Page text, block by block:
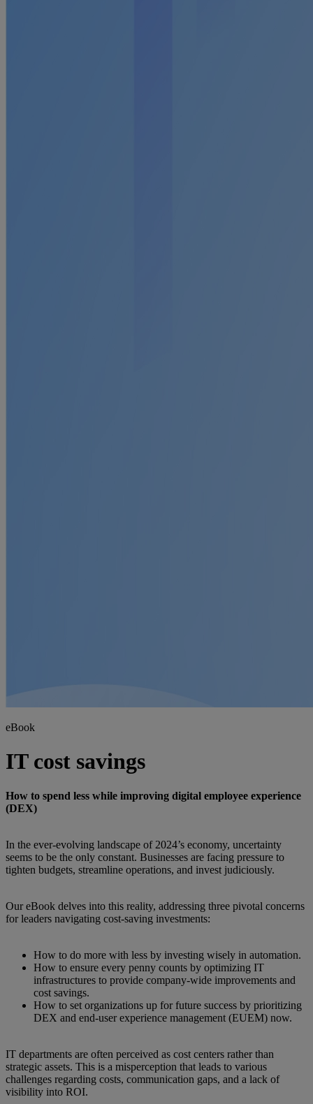
eBook
IT cost savings
How to spend less while improving digital employee experience
(DEX)
In the ever-evolving landscape of 2024’s economy, uncertainty
seems to be the only constant. Businesses are facing pressure to
tighten budgets, streamline operations, and invest judiciously.
Our eBook delves into this reality, addressing three pivotal concerns
for leaders navigating cost-saving investments:
How to do more with less by investing wisely in automation.
How to ensure every penny counts by optimizing IT
infrastructures to provide company-wide improvements and
cost savings.
How to set organizations up for future success by prioritizing
DEX and end-user experience management (EUEM) now.
IT departments are often perceived as cost centers rather than
strategic assets. This is a misperception that leads to various
challenges regarding costs, communication gaps, and a lack of
visibility into ROI.